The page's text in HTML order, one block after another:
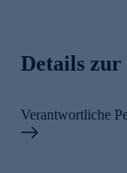
Details
Verantwortliche